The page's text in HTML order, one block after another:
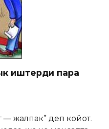
иштерди пара
— жалпак” деп койот.